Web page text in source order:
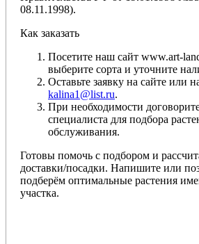
08.11.1998).
Как заказать
Посетите наш сайт www.art-
выберите сорта и уточните
Оставьте заявку на сайте или
kalina1@list.ru.
При необходимости
специалиста для подбора
обслуживания.
Готовы помочь с подбором и
доставки/посадки. Напишите или
подберём оптимальные растения
участка.